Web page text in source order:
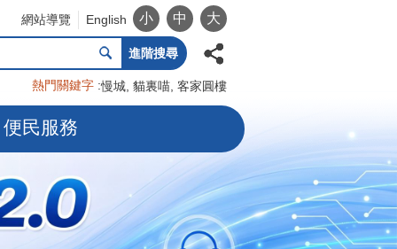
網站導覽 English 小 中 大
進階搜尋
熱門關鍵字 慢城 貓裏喵 客家圓樓
便民服務